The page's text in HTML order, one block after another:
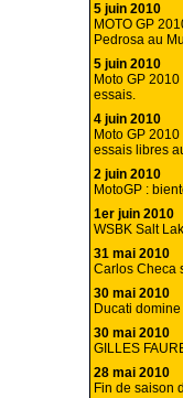
5 juin 2010
MOTO GP
Pedrosa au
5 juin 2010
Moto GP
essais.
4 juin 2010
Moto GP
essais libres
2 juin 2010
MotoGP :
1er juin 2010
WSBK Salt
31 mai 2010
Carlos Checa
30 mai 2010
Ducati
30 mai 2010
GILLES
28 mai 2010
Fin de saison